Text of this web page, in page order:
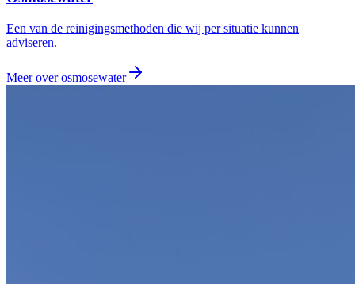
Een van de reinigingsmethoden die wij per situatie kunnen
adviseren.
Meer overosmosewater